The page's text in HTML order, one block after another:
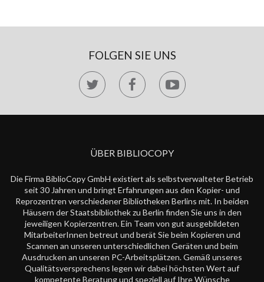
FOLGEN SIE UNS
ÜBER BIBLIOCOPY
Die Firma BiblioCopy GmbH existiert als selbstverwalteter Betrieb
seit 30 Jahren und bringt Erfahrungen aus den Kopier- und
Reprozentren verschiedener Bibliotheken Berlins mit. In beiden
Häusern der Staatsbibliothek zu Berlin finden Sie uns in den
jeweiligen Kopierzentren. Ein Team von gut ausgebildeten
MitarbeiterInnen betreut und berät Sie beim Kopieren und
Scannen an unseren unterschiedlichen Geräten und beim
Ausdrucken an unseren PC-Arbeitsplätzen. Gemäß unseres
Qualitätsversprechens legen wir dabei höchsten Wert auf
kompetente Beratung und speziell auf Ihre Wünsche